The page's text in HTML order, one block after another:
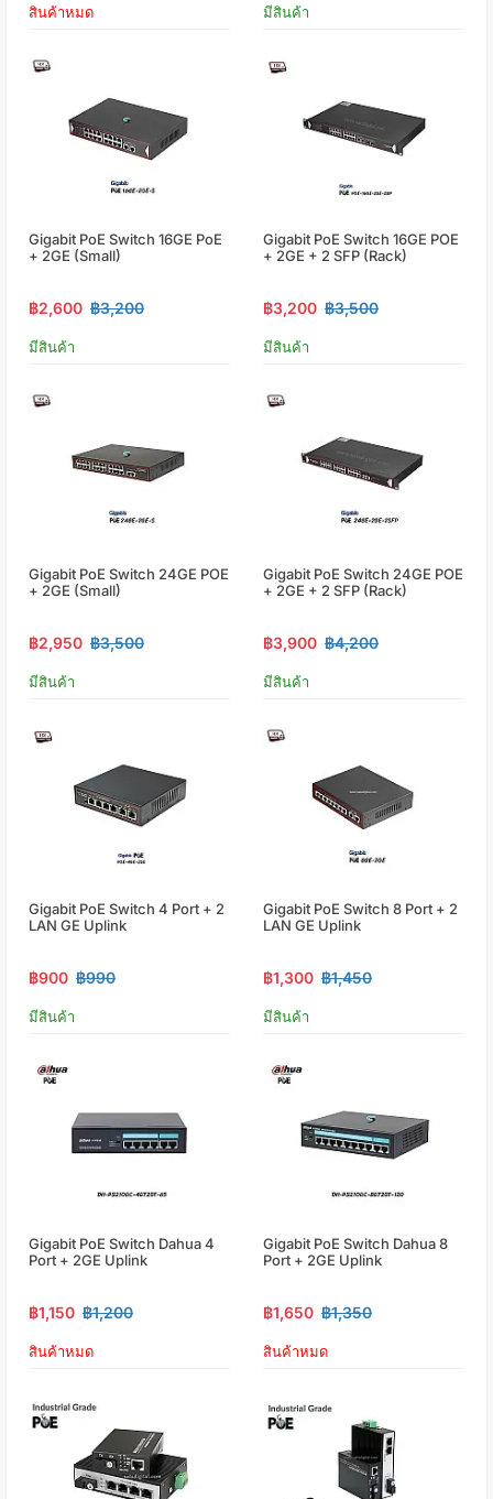
สินค้าหมด มีสินค้า
Gigabit PoE Switch 16GE PoE
+ 2GE (Small)
฿2,600 ฿3,200
มีสินค้า
Gigabit PoE Switch 16GE POE
+ 2GE + 2 SFP (Rack)
฿3,200 ฿3,500
มีสินค้า
Gigabit PoE Switch 24GE POE
+ 2GE (small)
฿2,950 ฿3,500
มีสินค้า
Gigabit PoE Switch 24GE POE
+ 2GE + 2 SFP (Rack)
฿3,900 ฿4,200
มีสินค้า
Gigabit PoE Switch 4 Port + 2
LAN GE Uplink
฿900 ฿990
มีสินค้า
Gigabit PoE Switch 8 Port + 2
LAN GE Uplink
฿1,300 ฿1,450
มีสินค้า
Gigabit PoE Switch Dahua 4
Port + 2GE Uplink
฿1,150 ฿1,200
สินค้าหมด
Gigabit PoE Switch Dahua 8
Port + 2GE Uplink
฿1,650 ฿1,350
สินค้าหมด